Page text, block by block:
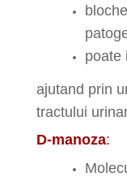
poate
ajutand prin
tractului
D-manoza: